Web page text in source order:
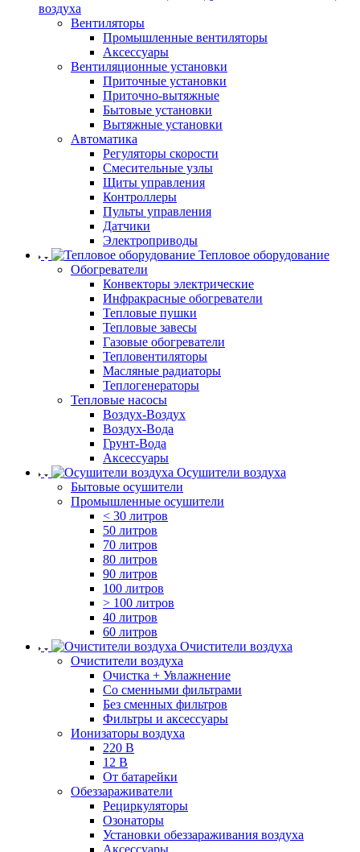
воздуха
Вентиляторы
Промышленные вентиляторы
Аксессуары
Вентиляционные установки
Приточные установки
Приточно-вытяжные
Бытовые установки
Вытяжные установки
Автоматика
Регуляторы скорости
Смесительные узлы
Щиты управления
Контроллеры
Пульты управления
Датчики
Электроприводы
Тепловое оборудование
Обогреватели
Конвекторы электрические
Инфракрасные обогреватели
Тепловые пушки
Тепловые завесы
Газовые обогреватели
Тепловентиляторы
Масляные радиаторы
Теплогенераторы
Тепловые насосы
Воздух-Воздух
Воздух-Вода
Грунт-Вода
Аксессуары
Осушители воздуха
Бытовые осушители
Промышленные осушители
< 30 литров
50 литров
70 литров
80 литров
90 литров
100 литров
> 100 литров
40 литров
60 литров
Очистители воздуха
Очистители воздуха
Очистка + Увлажнение
Cо сменными фильтрами
Без сменных фильтров
Фильтры и аксессуары
Ионизаторы воздуха
220 В
12 В
От батарейки
Обеззараживатели
Рециркуляторы
Озонаторы
Установки обеззараживания воздуха
Аксессуары